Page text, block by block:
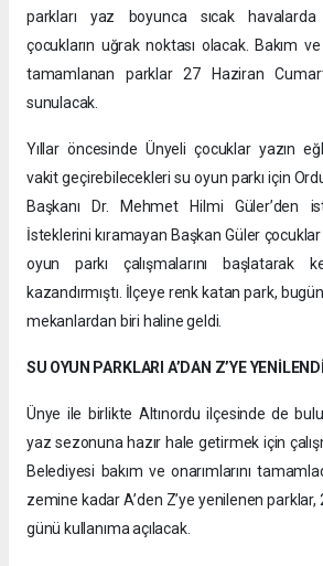
parkları yaz boyunca sıcak
çocukların uğrak noktası olacak. Bakım
tamamlanan parklar 27 Haziran
sunulacak.
Yıllar öncesinde Ünyeli çocuklar yazın
vakit geçirebilecekleri su oyun parkı için
Başkanı Dr. Mehmet Hilmi Güler’den
İsteklerini kıramayan Başkan Güler
oyun parkı çalışmalarını
kazandırmıştı. İlçeye renk katan park,
mekanlardan biri haline geldi.
SU OYUN PARKLARI A’DAN Z’YE YENİLENDİ
Ünye ile birlikte Altınordu ilçesinde de
yaz sezonuna hazır hale getirmek için
Belediyesi bakım ve onarımlarını
zemine kadar A’den Z’ye yenilenen
günü kullanıma açılacak.